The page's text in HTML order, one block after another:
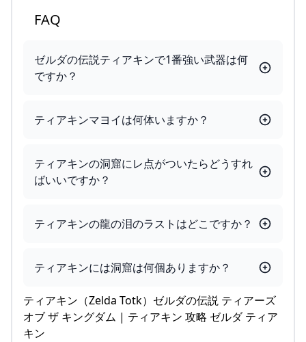
FAQ
ゼルダの伝説ティアキンで1番強い武器は何
ですか？
ティアキンマヨイは何体いますか？
ティアキンの洞窟にレ点がついたらどうすれ
ばいいですか？
ティアキンの龍の泪のラストはどこですか？
ティアキンには洞窟は何個ありますか？
ティアキン（Zelda Totk）ゼルダの伝説 ティアーズ
オブ ザ キングダム | ティアキン 攻略 ゼルダ ティア
キン